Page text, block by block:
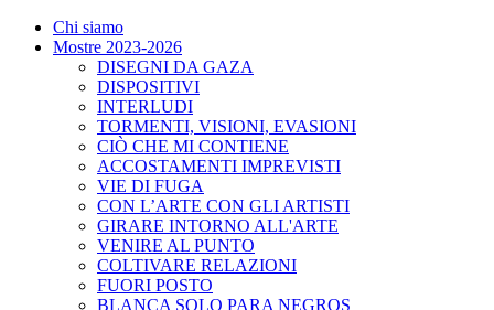
Chi siamo
Mostre 2023-2026
DISEGNI DA GAZA
DISPOSITIVI
INTERLUDI
TORMENTI, VISIONI, EVASIONI
CIÒ CHE MI CONTIENE
ACCOSTAMENTI IMPREVISTI
VIE DI FUGA
CON L’ARTE CON GLI ARTISTI
GIRARE INTORNO ALL'ARTE
VENIRE AL PUNTO
COLTIVARE RELAZIONI
FUORI POSTO
BLANCA SOLO PARA NEGROS